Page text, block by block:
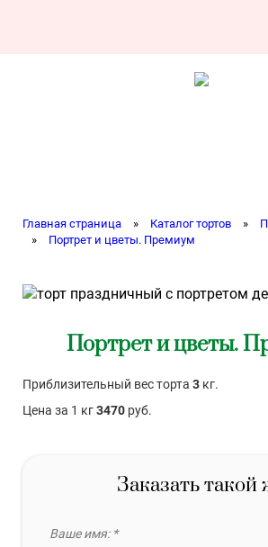
Главная страница » Каталог тортов »
»
Портрет и цветы. Премиум
Портрет и цветы.
Приблизительный вес торта 3 кг.
Цена за 1 кг3470 руб.
Заказать такой
Ваше имя: *